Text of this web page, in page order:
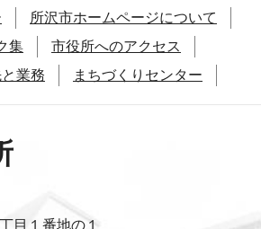
所沢市ホームページについて
集
市役所へのアクセス
業務
まちづくりセンター
目１番地の１